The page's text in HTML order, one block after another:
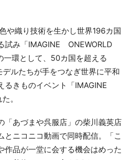
や織り技術を生かし世界196カ国
試み「IMAGINE ONEWORLD
一環として、50カ国を超える
ルたちが手をつなぎ世界に平和
るきものイベント「IMAGINE
。
あづまや呉服店」の柴川義英店
とニコニコ動画で同時配信。「こ
作品が一堂に会する機会はめった